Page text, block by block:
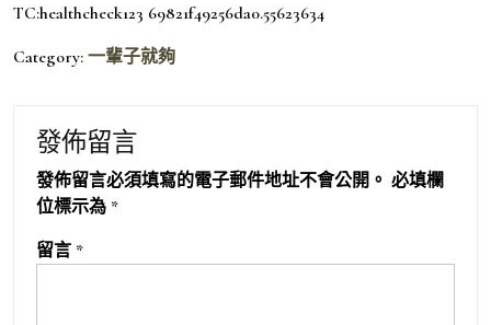
TC:healthcheck123 69821f49256da0.55623634
Category: 一輩子就夠
發佈留言
發佈留言必須填寫的電子郵件地址不會公開。 必填欄
位標示為 *
留言 *